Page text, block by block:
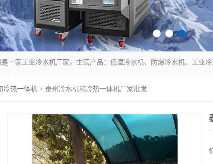
冷热一体机 > 泰州冷水机和冷热一体机厂家批发